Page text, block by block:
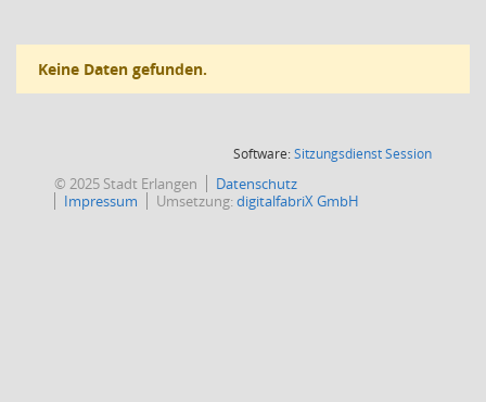
Keine Daten gefunden.
Software:SitzungsdienstSession(Wird in
© 2025 Stadt Erlangen
Datenschutz
Impressum
Umsetzung:digitalfabriX GmbH